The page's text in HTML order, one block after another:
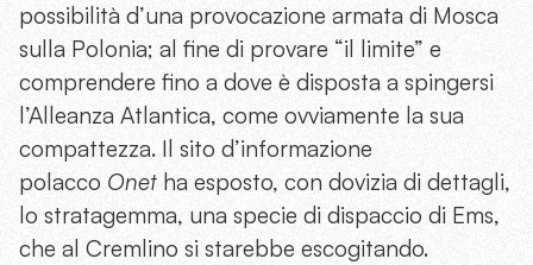
possibilità d’una provocazione armata di Mosca
sulla Polonia; al fine di provare “il limite” e
comprendere fino a dove è disposta a spingersi
l’Alleanza Atlantica, come ovviamente la sua
compattezza. Il sito d’informazione
polacco Onet ha esposto, con dovizia di dettagli,
lo stratagemma, una specie di dispaccio di Ems,
che al Cremlino si starebbe escogitando.